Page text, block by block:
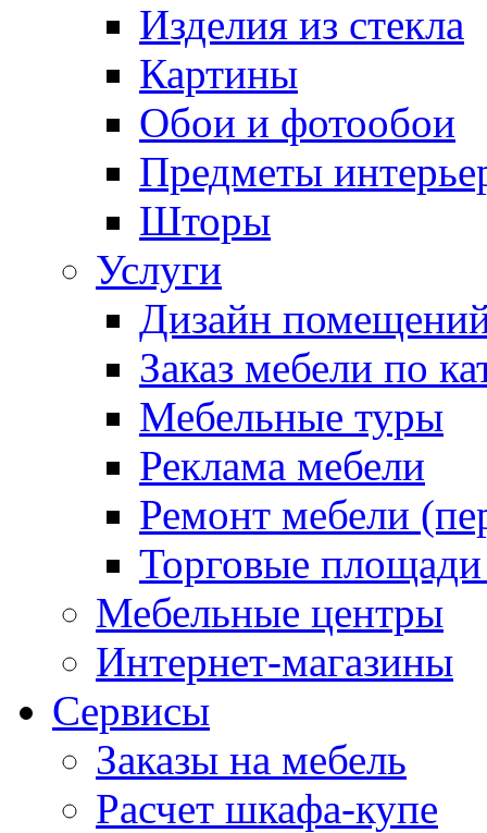
Изделия из стекла
Картины
Обои и фотообои
Предметы
Шторы
Услуги
Дизайн
Заказ мебели по
Мебельные туры
Реклама мебели
Ремонт мебели
Торговые
Мебельные центры
Интернет-магазины
Сервисы
Заказы на мебель
Расчет шкафа-купе